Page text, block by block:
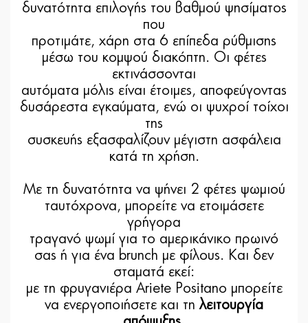
δυνατότητα επιλογής του βαθμού ψησίματος
που
προτιμάτε, χάρη στα 6 επίπεδα ρύθμισης
μέσω του κομψού διακόπτη. Οι φέτες
εκτινάσσονται
αυτόματα μόλις είναι έτοιμες, αποφεύγοντας
δυσάρεστα εγκαύματα, ενώ οι ψυχροί τοίχοι
της
συσκευής εξασφαλίζουν μέγιστη ασφάλεια
κατά τη χρήση.
Με τη δυνατότητα να ψήνει 2 φέτες ψωμιού
ταυτόχρονα, μπορείτε να ετοιμάσετε
γρήγορα
τραγανό ψωμί για το αμερικάνικο πρωινό
σας ή για ένα brunch με φίλους. Και δεν
σταματά εκεί:
με τη φρυγανιέρα Ariete Positano μπορείτε
να ενεργοποιήσετε και τη λειτουργία